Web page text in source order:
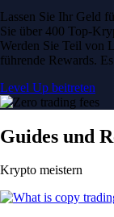
Lassen Sie Ihr Geld
Sie über 400 Top-
Werden Sie Teil von
führende Rewards.
Level Up beitreten
Guides und
Krypto meistern